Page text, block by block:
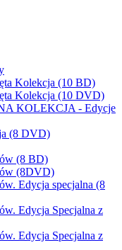
Kolekcja (10 BD)
Kolekcja (10 DVD)
KOLEKCJA - Edycje
(8 DVD)
(8 BD)
(8DVD)
Edycja specjalna (8
Edycja Specjalna z
Edycja Specjalna z